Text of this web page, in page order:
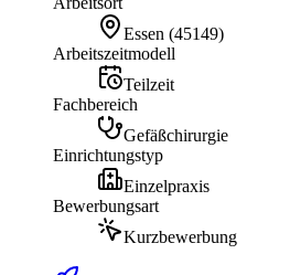
Essen (45149)
Arbeitszeitmodell
Teilzeit
Fachbereich
Gefäßchirurgie
Einrichtungstyp
Einzelpraxis
Bewerbungsart
Kurzbewerbung